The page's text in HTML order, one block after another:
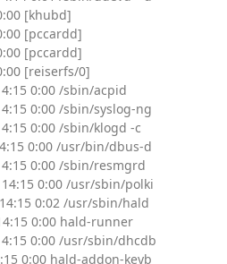
[khubd]
[pccardd]
[pccardd]
[reiserfs/0]
0:00 /sbin/acpid
0:00 /sbin/syslog-ng
0:00 /sbin/klogd -c
0:00 /usr/bin/dbus-d
0:00 /sbin/resmgrd
14:15 0:00 /usr/sbin/polki
0:02 /usr/sbin/hald
0:00 hald-runner
0:00 /usr/sbin/dhcdb
0:00 hald-addon-keyb